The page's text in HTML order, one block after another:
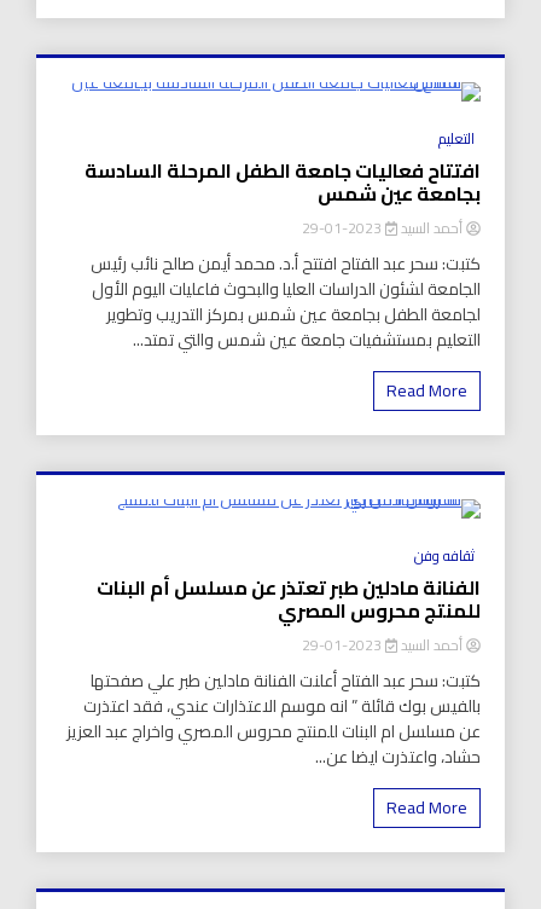
التعليم
افتتاح فعاليات جامعة الطفل المرحلة السادسة
بجامعة عين شمس
أحمد السيد
كتبت: سحر عبد الفتاح افتتح أ.د. محمد أيمن صالح نائب رئيس
الجامعة لشئون الدراسات العليا والبحوث فاعليات اليوم الأول
لجامعة الطفل بجامعة عين شمس ‏بمركز التدريب وتطوير
التعليم ‏بمستشفيات جامعة عين شمس والتي تمتد...
Read More
ثقافه وفن
الفنانة مادلين طبر تعتذر عن مسلسل أم البنات
للمنتج محروس المصري
أحمد السيد
كتبت: سحر عبد الفتاح أعلنت الفنانة مادلين طبر علي صفحتها
بالفيس بوك قائلة ” انه موسم الاعتذارات عندي، فقد اعتذرت
عن مسلسل ام البنات للمنتج محروس المصري واخراج عبد العزيز
حشاد، واعتذرت ايضا عن...
Read More